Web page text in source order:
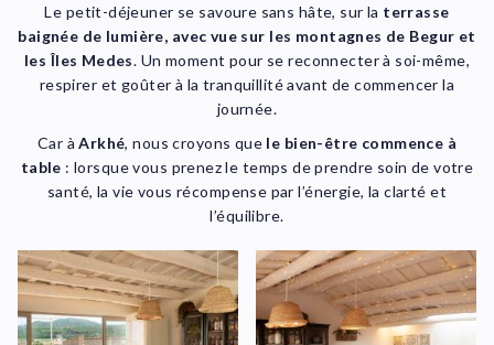
Le petit-déjeuner se savoure sans hâte, sur la terrasse
baignée de lumière, avec vue sur les montagnes de Begur et
les Îles Medes. Un moment pour se reconnecter à soi-même,
respirer et goûter à la tranquillité avant de commencer la
journée.
Car àArkhé, nous croyons que le bien-être commence à
table : lorsque vous prenez le temps de prendre soin de votre
santé, la vie vous récompense par l’énergie, la clarté et
l’équilibre.